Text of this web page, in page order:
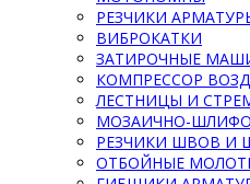
РЕЗЧИКИ
ВИБРОКАТКИ
ЗАТИРОЧНЫЕ
КОМПРЕССОР
ЛЕСТНИЦЫ И
МОЗАИЧНО-
РЕЗЧИКИ ШВОВ И
ОТБОЙНЫЕ